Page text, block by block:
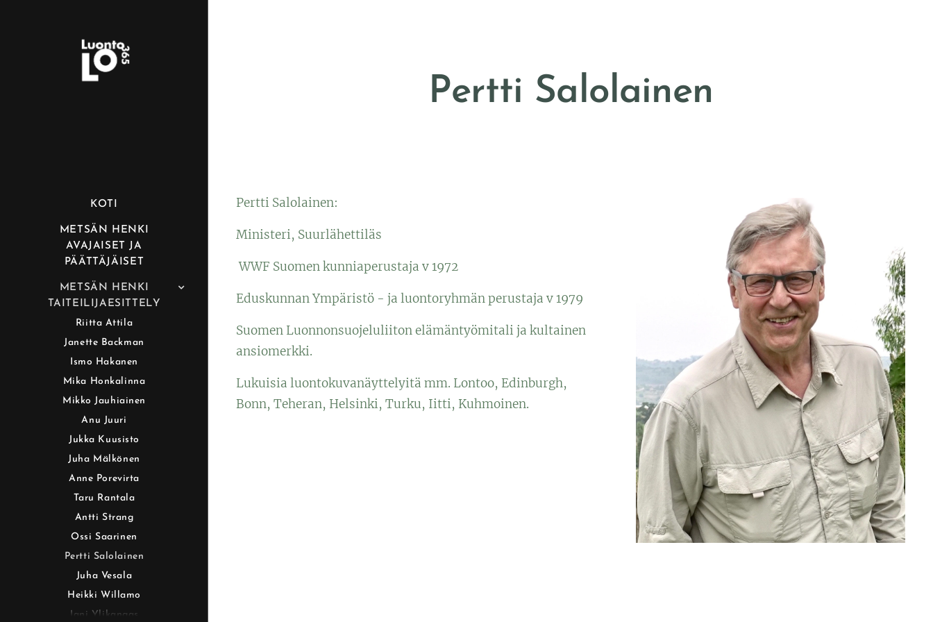
KOTI
METSÄN HENKI
AVAJAISET JA
PÄÄTTÄJÄISET
METSÄN HENKI
TAITEILIJAESITTELY
Riitta Attila
Janette Backman
Ismo Hakanen
Mika Honkalinna
Mikko Jauhiainen
Anu Juuri
Jukka Kuusisto
Juha Mälkönen
Anne Porevirta
Taru Rantala
Antti Strang
Ossi Saarinen
Pertti Salolainen
Juha Vesala
Heikki Willamo
Jani Ylikangas
Pertti Salolainen
Pertti Salolainen:
Ministeri, Suurlähettiläs
WWF Suomen kunniaperustaja v 1972
Eduskunnan Ympäristö - ja luontoryhmän perustaja v 1979
Suomen Luonnonsuojeluliiton elämäntyömitali ja kultainen
ansiomerkki.
Lukuisia luontokuvanäyttelyitä mm. Lontoo, Edinburgh,
Bonn, Teheran, Helsinki, Turku, Iitti, Kuhmoinen.